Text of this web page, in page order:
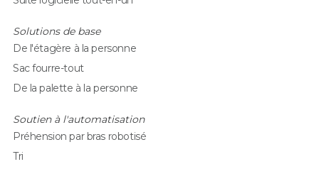
Solutions de base
De l'étagère à la personne
Sac fourre-tout
De la palette à la personne
Soutien à l'automatisation
Préhension par bras robotisé
Tri